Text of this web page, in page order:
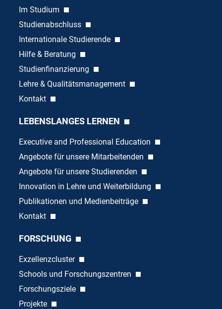
Im Studium
Studienabschluss
Internationale Studierende
Hilfe & Beratung
Studienfinanzierung
Lehre & Qualitätsmanagement
Kontakt
LEBENSLANGES LERNEN
Executive and Professional Education
Angebote für unsere Mitarbeitenden
Angebote für unsere Studierenden
Innovation in Lehre und Weiterbildung
Publikationen und Medienbeiträge
Kontakt
FORSCHUNG
Exzellenzcluster
Schools und Forschungszentren
Forschungsziele
Projekte